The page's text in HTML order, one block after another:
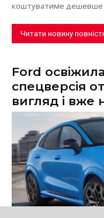
коштуватиме дешевше
Читати новину
Ford
спецверсія
вигляд і вже